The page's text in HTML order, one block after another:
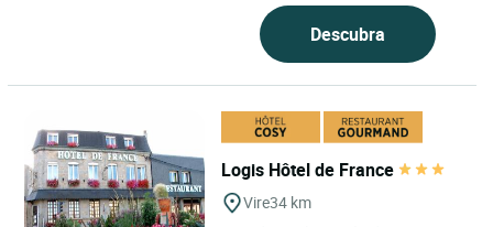
Descubra
Logis Hôtel de France
Vire34 km